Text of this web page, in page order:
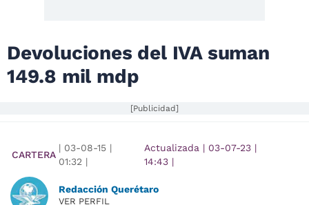
Devoluciones del IVA suman
149.8 mil mdp
[Publicidad]
CARTERA
| 03-08-15 |
01:32 |
Actualizada | 03-07-23 |
14:43|
Redacción Querétaro
VER PERFIL